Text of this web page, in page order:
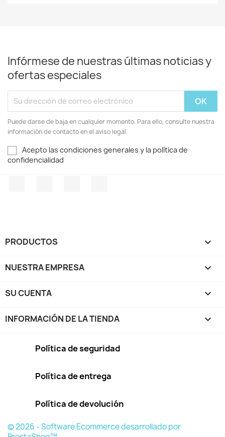
Infórmese de nuestras últimas noticias y
ofertas especiales
Puede darse de baja en cualquier momento. Para ello, consulte nuestra
información de contacto en el aviso legal.
Acepto las condiciones generales y la política de
confidencialidad
PRODUCTOS 
NUESTRA EMPRESA 
SU CUENTA 
INFORMACIÓN DE LA TIENDA keyboard_arrow_down
Política de seguridad
Política de entrega
Política de devolución
© 2026 - Software Ecommerce desarrollado por